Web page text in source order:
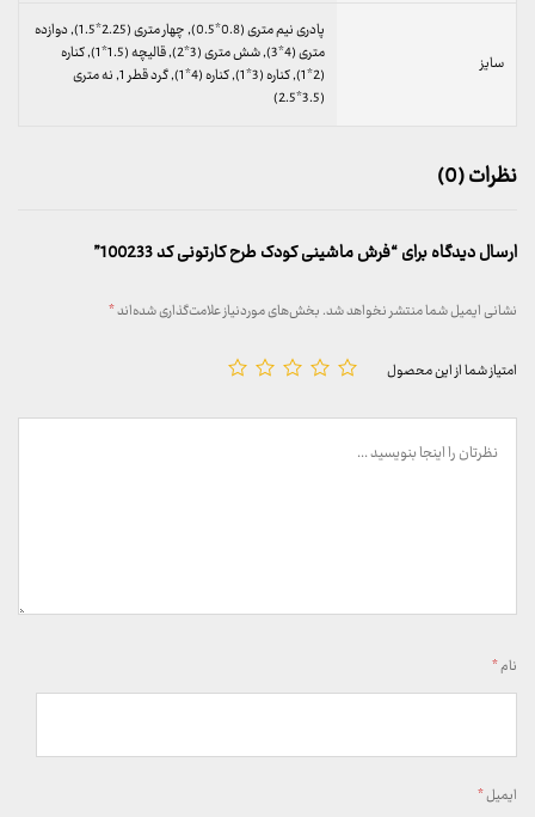
سایز
پادری نیم متری (0.8*0.5), چهار متری (2.25*1.5), دوازده
متری (4*3), شش متری (3*2), قالیچه (1.5*1), کناره
(2*1), کناره (3*1), کناره (4*1), گرد قطر 1, نه متری
(3.5*2.5)
نظرات (0)
ارسال دیدگاه برای “فرش ماشینی کودک طرح کارتونی کد 100233”
نشانی ایمیل شما منتشر نخواهد شد.بخش‌های موردنیاز علامت‌گذاری شده‌اند*
امتیاز شما از این محصول
نام*
ایمیل*